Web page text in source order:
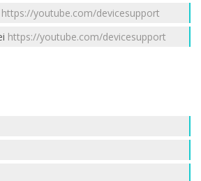
https://youtube.com/devicesupport
https://youtube.com/devicesupport